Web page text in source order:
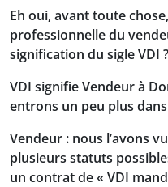
Eh oui, avant toute chose,
professionnelle du
signification du sigle VDI ?
VDI signifieVendeur à D
entrons un peu plus
Vendeur : nous l’avons
plusieurs statuts
un contrat de « VDI